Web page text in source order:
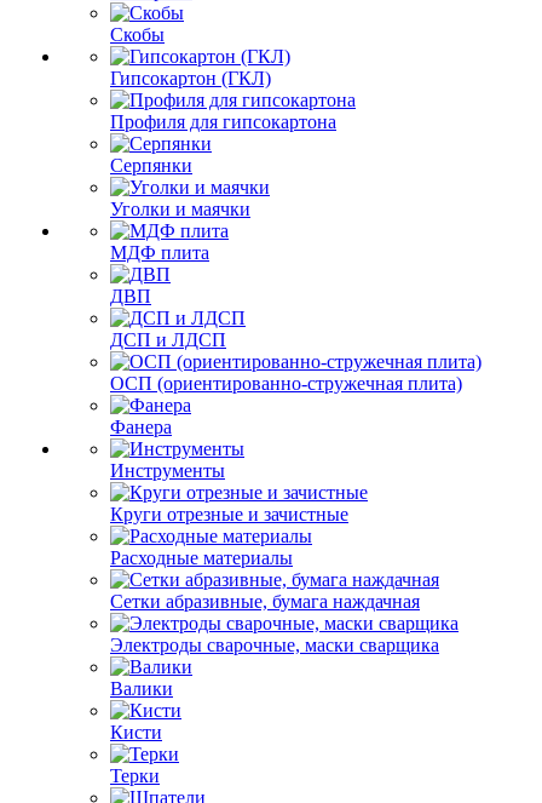
Скобы
Гипсокартон (ГКЛ)
Профиля для гипсокартона
Серпянки
Уголки и маячки
МДФ плита
ДВП
ДСП и ЛДСП
ОСП (ориентированно-стружечная плита)
Фанера
Инструменты
Круги отрезные и зачистные
Расходные материалы
Сетки абразивные, бумага наждачная
Электроды сварочные, маски сварщика
Валики
Кисти
Терки